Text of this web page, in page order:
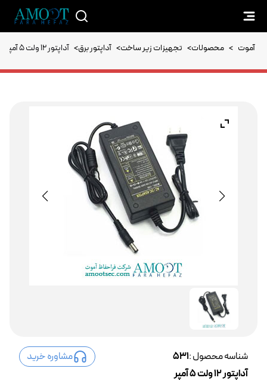
آموت > محصولات> تجهیزات زیر ساخت> آداپتور برق> آداپتور 12 ولت 5 آمپر
شناسه محصول :531
مشاوره خرید
آداپتور 12 ولت 5 آمپر